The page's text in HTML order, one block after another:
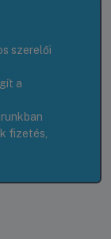
szerelői
a
fizetés,